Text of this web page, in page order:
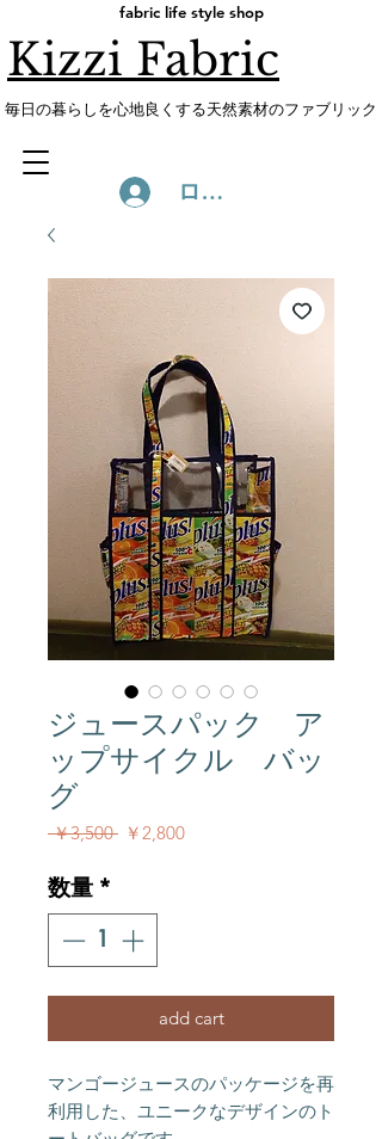
fabric life style shop
Kizzi Fabric
​毎日の暮らしを心地良くする天然素材のファブリック
ログイン
ジュースパック ア
ップサイクル バッ
グ
￥3,500 通常価格
￥2,800セール価格
数量 *
add cart
マンゴージュースのパッケージを再
利用した、ユニークなデザインのト